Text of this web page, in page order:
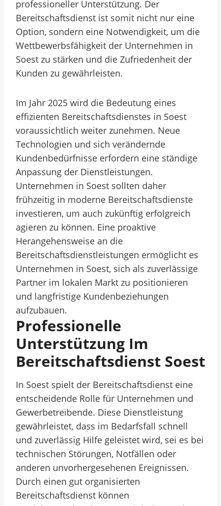
professioneller Unterstützung. Der
Bereitschaftsdienst ist somit nicht nur eine
Option, sondern eine Notwendigkeit, um die
Wettbewerbsfähigkeit der Unternehmen in
Soest zu stärken und die Zufriedenheit der
Kunden zu gewährleisten.
Im Jahr 2025 wird die Bedeutung eines
effizienten Bereitschaftsdienstes in Soest
voraussichtlich weiter zunehmen. Neue
Technologien und sich verändernde
Kundenbedürfnisse erfordern eine ständige
Anpassung der Dienstleistungen.
Unternehmen in Soest sollten daher
frühzeitig in moderne Bereitschaftsdienste
investieren, um auch zukünftig erfolgreich
agieren zu können. Eine proaktive
Herangehensweise an die
Bereitschaftsdienstleistungen ermöglicht es
Unternehmen in Soest, sich als zuverlässige
Partner im lokalen Markt zu positionieren
und langfristige Kundenbeziehungen
aufzubauen.
Professionelle
Unterstützung Im
Bereitschaftsdienst Soest
In Soest spielt der Bereitschaftsdienst eine
entscheidende Rolle für Unternehmen und
Gewerbetreibende. Diese Dienstleistung
gewährleistet, dass im Bedarfsfall schnell
und zuverlässig Hilfe geleistet wird, sei es bei
technischen Störungen, Notfällen oder
anderen unvorhergesehenen Ereignissen.
Durch einen gut organisierten
Bereitschaftsdienst können